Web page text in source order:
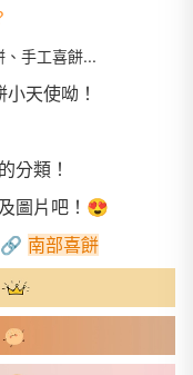
、手工喜餅...
天使呦！
分類！
圖片吧！😍
🔗 南部喜餅